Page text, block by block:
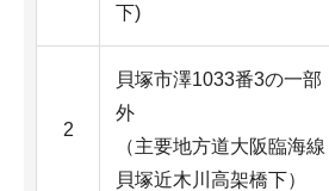
下)
2
貝塚市澤1033番3の一部
外
（主要地方道大阪臨海線
貝塚近木川高架橋下）